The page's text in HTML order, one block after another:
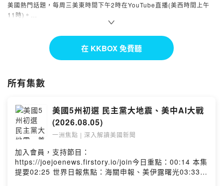
美國熱門話題，每周三美東時間下午2時在YouTube直播(美西時間上午
11時)。
https://reurl.cc/0OZRzM
Powered by Firstory Hosting在 KKBOX 免費聽
所有集數
美國5州初選 民主黨大地震、美中AI大戰
(2026.08.05)
一洲焦點 | 深入解讀美國新聞
加入會員，支持節目：
https://joejoenews.firstory.io/join今日重點：00:14 本集
提要02:25 世界日報焦點：海關申報、美伊露曙光03:33